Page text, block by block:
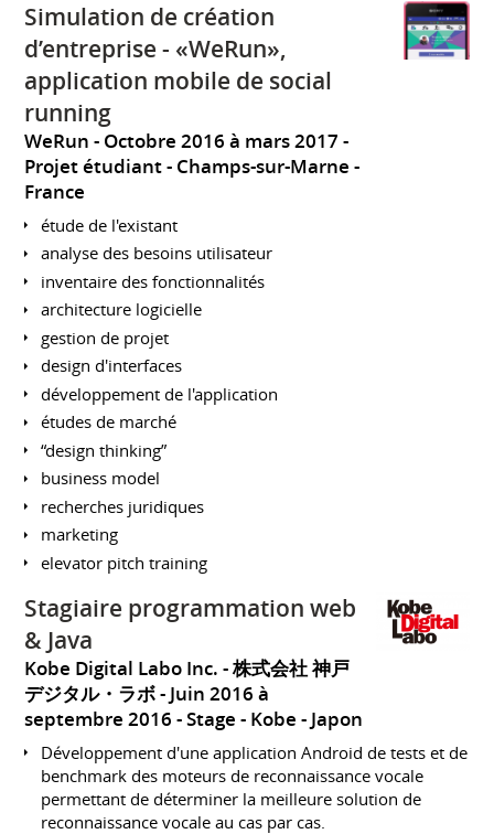
Simulation de création
d’entreprise - «WeRun»,
application mobile de social
running
WeRun
Octobre 2016 à mars 2017
Projet étudiant
Champs-sur-Marne
France
étude de l'existant
analyse des besoins utilisateur
inventaire des fonctionnalités
architecture logicielle
gestion de projet
design d'interfaces
développement de l'application
études de marché
“design thinking”
business model
recherches juridiques
marketing
elevator pitch training
Stagiaire programmation web
& Java
Kobe Digital Labo Inc. - 株式会社 神戸
デジタル・ラボ
Juin 2016 à
septembre 2016 Stage Kobe Japon
Développement d'une application Android de tests et de
benchmark des moteurs de reconnaissance vocale
permettant de déterminer la meilleure solution de
reconnaissance vocale au cas par cas.